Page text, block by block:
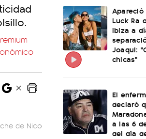
de Nico
Luck Ra
Ibiza a
Joaqui:
chicas"
El
declaró
a las 6
del día